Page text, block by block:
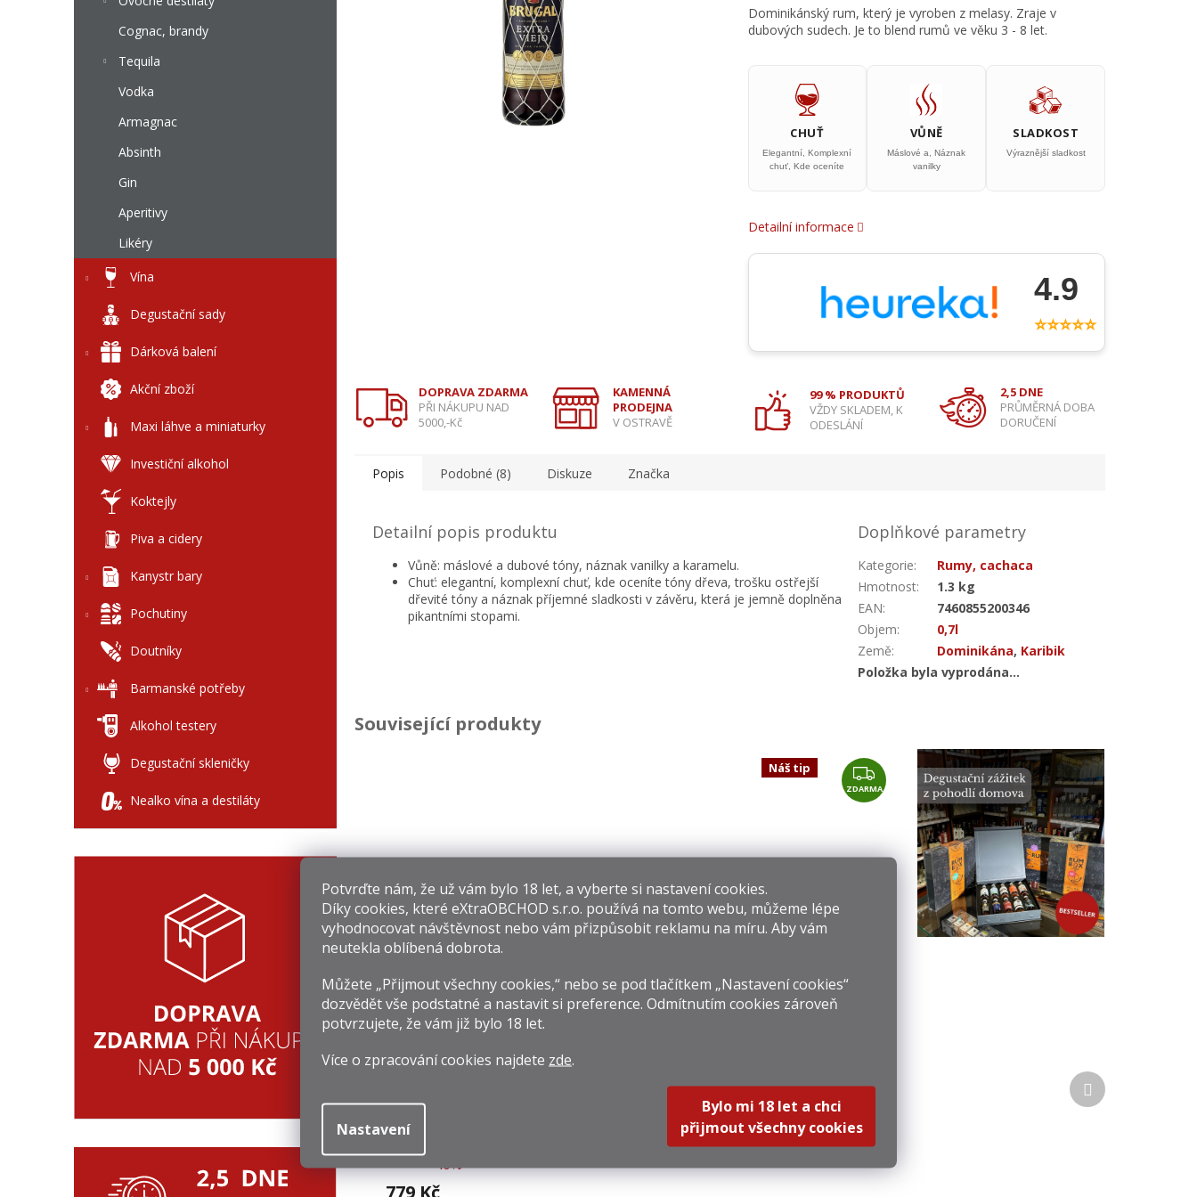
Potvrďte nám​​, že už vám bylo 18 let, a vyberte si nastavení cookies.
Díky cookies, které eXtraOBCHOD s.r.o. používá na tomto webu, můžeme lépe
vyhodnocovat návštěvnost nebo vám přizpůsobit reklamu na míru. Aby vám
neutekla oblíbená dobrota.
Můžete „Přijmout všechny cookies,“ nebo se pod tlačítkem „Nastavení cookies“
dozvědět vše podstatné a nastavit si preference. Odmítnutím cookies zároveň
potvrzujete, že vám již bylo 18 let.
Více o zpracování cookies najdete zde.
Nastavení
Bylo mi 18 let a chci
přijmout všechny cookies
Cognac, brandy
Tequila
Vodka
Armagnac
Absinth
Gin
Aperitivy
Likéry
Vína
Degustační sady
Dárková balení
Akční zboží
Maxi láhve a miniaturky
Investiční alkohol
Koktejly
Piva a cidery
Kanystr bary
Pochutiny
Doutníky
Barmanské potřeby
Alkohol testery
Degustační skleničky
Nealko vína a destiláty
Dominikánský rum, který je vyroben z melasy. Zraje v
dubových sudech. Je to blend rumů ve věku 3 - 8 let.
CHUŤ
Elegantní, Komplexní
chuť, Kde oceníte
VŮNĚ
Máslové a, Náznak
vanilky
SLADKOST
Výraznější sladkost
Detailní informace
4.9
⭐⭐⭐⭐⭐
DOPRAVA ZDARMA
PŘI NÁKUPU NAD
5000,-Kč
KAMENNÁ
PRODEJNA
V OSTRAVĚ
99 % PRODUKTŮ
VŽDY SKLADEM, K
ODESLÁNÍ
2,5 DNE
PRŮMĚRNÁ DOBA
DORUČENÍ
Popis Podobné (8) Diskuze Značka
Detailní popis produktu
Vůně: máslové a dubové tóny, náznak vanilky a karamelu.
Chuť: elegantní, komplexní chuť, kde oceníte tóny dřeva, trošku ostřejší
dřevité tóny a náznak příjemné sladkosti v závěru, která je jemně doplněna
pikantními stopami.
Doplňkové parametry
Kategorie:
Rumy, cachaca
Hmotnost:
1.3 kg
EAN:
7460855200346
Objem:
0,7l
Země: Dominikána, Karibik
Položka byla vyprodána…
Související produkty
0,7l 37,5% Holá
Láhev
719 Kč
Měrná
cena:
1 027,14 Kč / 1 l
Do košíku
0,7l 38%
649 Kč
Do košíku
Náš tip
Z
D
M
ZDARMA
Cask 2005 0,7l
44%
2 490 Kč
Do košíku
40%
779 Kč
Další
produkt